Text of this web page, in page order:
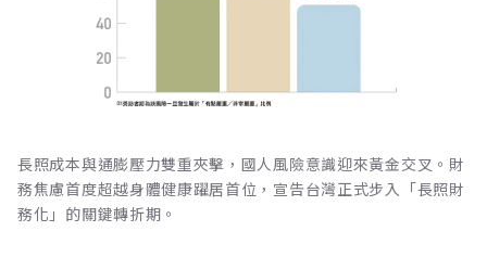
長照成本與通膨壓力雙重夾擊，國人風險意識迎來黃金交叉。財
務焦慮首度超越身體健康躍居首位，宣告台灣正式步入「長照財
務化」的關鍵轉折期。